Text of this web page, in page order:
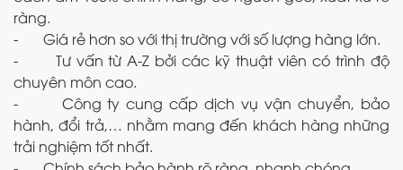
ràng.
- Giá rẻ hơn so với thị trường với số lượng hàng lớn.
- Tư vấn từ A-Z bởi các kỹ thuật viên có trình độ
chuyên môn cao.
- Công ty cung cấp dịch vụ vận chuyển, bảo
hành, đổi trả,… nhằm mang đến khách hàng những
trải nghiệm tốt nhất.